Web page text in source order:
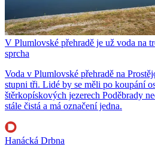
V Plumlovské přehradě je už voda na
sprcha
Voda v Plumlovské přehradě na
stupni tři. Lidé by se měli po koupání
štěrkopískových jezerech Poděbrady
stále čistá a má označení jedna.
Hanácká Drbna